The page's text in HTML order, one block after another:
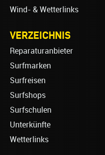
Wind- & Wetterlinks
VERZEICHNIS
Reparaturanbieter
Surfmarken
Surfreisen
Surfshops
Surfschulen
Unterkünfte
Wetterlinks